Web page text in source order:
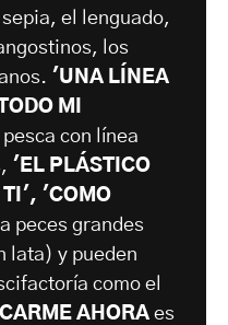
el lenguado,
los
'UNA LÍNEA
MI
con línea
'EL PLÁSTICO
TI', 'COMO
peces grandes
lata) y pueden
como el
AHORA es